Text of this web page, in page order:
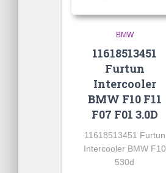
BMW
11618513451
Furtun
Intercooler
BMW F10 F11
F07 F01 3.0D
11618513451 Furtun
Intercooler BMW F10
530d